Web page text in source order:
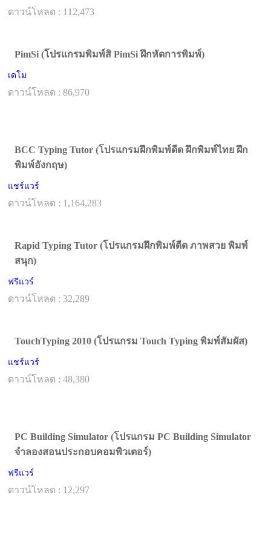
ดาวน์โหลด : 112,473
PimSi (โปรแกรมพิมพ์สิ PimSi ฝึกหัดการพิมพ์)
เดโม
ดาวน์โหลด : 86,970
BCC Typing Tutor (โปรแกรมฝึกพิมพ์ดีด ฝึกพิมพ์ไทย ฝึก
พิมพ์อังกฤษ)
แชร์แวร์
ดาวน์โหลด : 1,164,283
Rapid Typing Tutor (โปรแกรมฝึกพิมพ์ดีด ภาพสวย พิมพ์
สนุก)
ฟรีแวร์
ดาวน์โหลด : 32,289
TouchTyping 2010 (โปรแกรม Touch Typing พิมพ์สัมผัส)
แชร์แวร์
ดาวน์โหลด : 48,380
PC Building Simulator (โปรแกรม PC Building Simulator
จำลองสอนประกอบคอมพิวเตอร์)
ฟรีแวร์
ดาวน์โหลด : 12,297